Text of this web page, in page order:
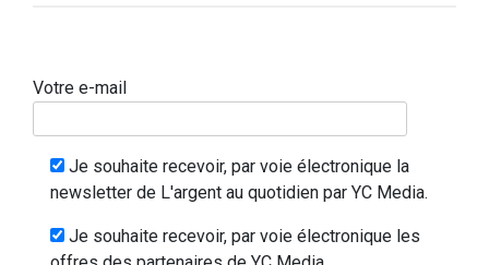
Votre e-mail
Je souhaite recevoir, par voie électronique la
newsletter de L'argent au quotidien par YC Media.
Je souhaite recevoir, par voie électronique les